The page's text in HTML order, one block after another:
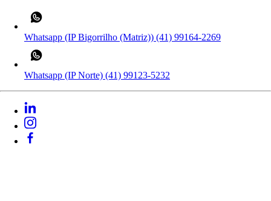
Whatsapp (IP Bigorrilho (Matriz)) (41) 99164-2269
Whatsapp (IP Norte) (41) 99123-5232